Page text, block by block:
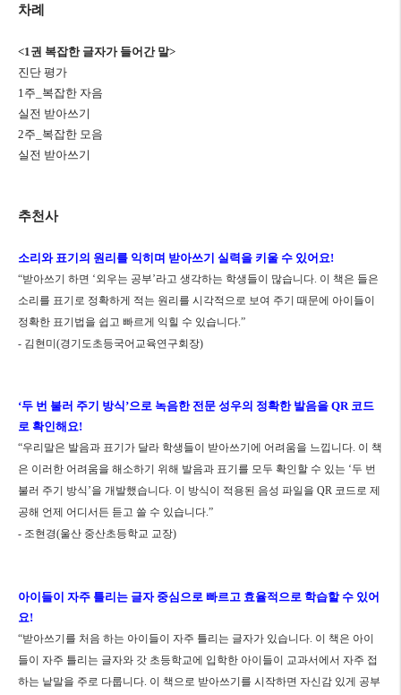
차례
<1 권 복잡한 글자가 들어간 말>
진단 평가
1 주 복잡한 자음
실전 받아쓰기
2주 복잡한 모음
실전 받아쓰기
추천사
소리와 표기의 원리를 익히며 받아쓰기 실력을 키울 수 있어요!
“받아쓰기 하면 ‘외우는 공부’라고 생각하는 학생들이 많습니다. 이 책은 들은
소리를 표기로 정확하게 적는 원리를 시각적으로 보여 주기 때문에 아이들이
정확한 표기법을 쉽고 빠르게 익힐 수 있습니다.”
- 김현미 (경기도초등국어교육연구회장)
‘두 번 불러 주기 방식’으로 녹음한 전문 성우의 정확한 발음을 QR 코드
로 확인해요!
“우리말은 발음과 표기가 달라 학생들이 받아쓰기에 어려움을 느낍니다. 이 책
은 이러한 어려움을 해소하기 위해 발음과 표기를 모두 확인할 수 있는 ‘두 번
불러 주기 방식 ’을 개발했습니다. 이 방식이 적용된 음성 파일을 QR 코드로 제
공해 언제 어디서든 듣고 쓸 수 있습니다.”
- 조현경(울산 중산초등학교 교장)
아이들이 자주 틀리는 글자 중심으로 빠르고 효율적으로 학습할 수 있어
요!
“받아쓰기를 처음 하는 아이들이 자주 틀리는 글자가 있습니다. 이 책은 아이
들이 자주 틀리는 글자와 갓 초등학교에 입학한 아이들이 교과서에서 자주 접
하는 낱말을 주로 다룹니다. 이 책으로 받아쓰기를 시작하면 자신감 있게 공부